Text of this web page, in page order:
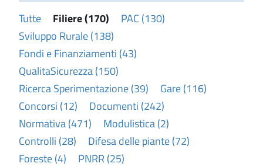
Tutte Filiere (170)
PAC (130)
Sviluppo Rurale (138)
Fondi e Finanziamenti (43)
QualitaSicurezza (150)
Ricerca Sperimentazione (39)
Gare (116)
Concorsi (12)
Documenti (242)
Normativa (471)
Modulistica (2)
Controlli (28)
Difesa delle piante (72)
Foreste (4)
PNRR (25)